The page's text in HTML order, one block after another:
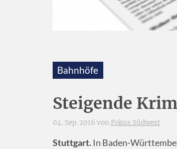
Bahnhöfe
Steigende
04. Sep. 2016 von Fokus Südwest
Stuttgart.In Baden-